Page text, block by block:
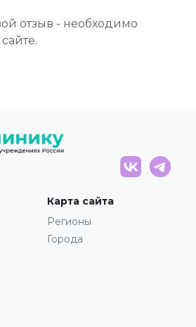
отзыв - необходимо
Карта сайта
Регионы
Города